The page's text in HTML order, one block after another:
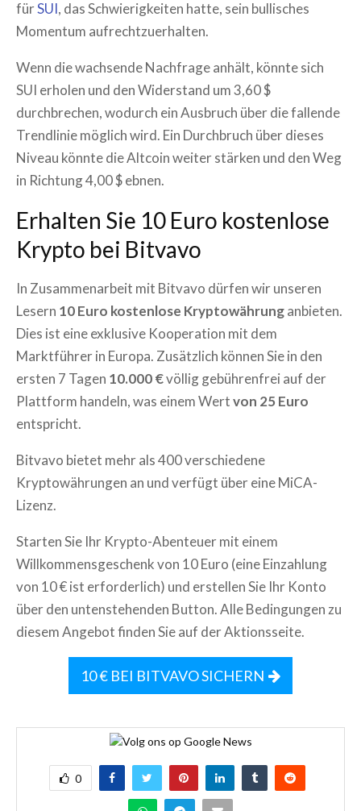
fürSUI, das Schwierigkeiten hatte, sein bullisches
Momentum aufrechtzuerhalten.
Wenn die wachsende Nachfrage anhält, könnte sich
SUI erholen und den Widerstand um 3,60 $
durchbrechen, wodurch ein Ausbruch über die fallende
Trendlinie möglich wird. Ein Durchbruch über dieses
Niveau könnte die Altcoin weiter stärken und den Weg
in Richtung 4,00 $ ebnen.
Erhalten Sie 10 Euro kostenlose
Krypto bei Bitvavo
In Zusammenarbeit mit Bitvavo dürfen wir unseren
Lesern 10 Euro kostenlose Kryptowährunganbieten.
Dies ist eine exklusive Kooperation mit dem
Marktführer in Europa. Zusätzlich können Sie in den
ersten 7 Tagen 10.000 €völlig gebührenfrei auf der
Plattform handeln, was einem Wertvon 25 Euro
entspricht.
Bitvavo bietet mehr als 400 verschiedene
Kryptowährungen an und verfügt über eine MiCA-
Lizenz.
Starten Sie Ihr Krypto-Abenteuer mit einem
Willkommensgeschenk von 10 Euro (eine Einzahlung
von 10 € ist erforderlich) und erstellen Sie Ihr Konto
über den untenstehenden Button. Alle Bedingungen zu
diesem Angebot finden Sie auf der Aktionsseite.
10 € BEI BITVAVO SICHERN
0